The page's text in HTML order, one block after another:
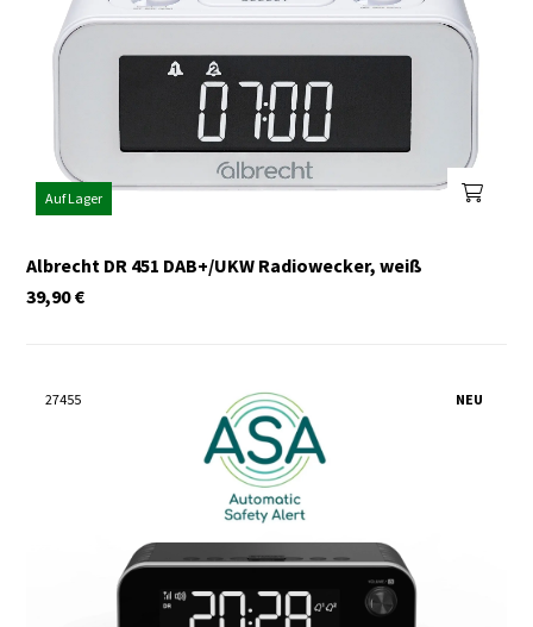
Auf Lager
Albrecht DR 451 DAB+/UKW Radiowecker, weiß
€
39,90
NEU
27455